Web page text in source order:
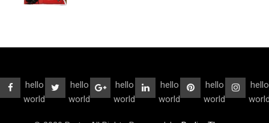
hello
world
hello
world
hello
world
hello
world
hello
world
hello